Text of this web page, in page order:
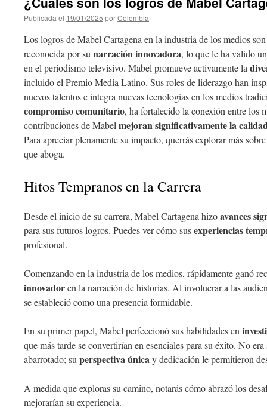
Publicada el 19/01/2025 porColombia
Los logros de Mabel Cartagena en la industria de los medios
reconocida por su narración innovadora, lo que le ha valido
en el periodismo televisivo. Mabel promueve activamente la
incluido el Premio Media Latino. Sus roles de liderazgo han
nuevos talentos e integra nuevas tecnologías en los medios
compromiso comunitario, ha fortalecido la conexión entre los
contribuciones de Mabel mejoran significativamente la
Para apreciar plenamente su impacto, querrás explorar más
que aboga.
Hitos Tempranos en la Carrera
Desde el inicio de su carrera, Mabel Cartagena hizoavances
para sus futuros logros. Puedes ver cómo susexperiencias
profesional.
Comenzando en la industria de los medios, rápidamente ganó
innovadoren la narración de historias. Al involucrar a las
se estableció como una presencia formidable.
En su primer papel, Mabel perfeccionó sus habilidades en
que más tarde se convertirían en esenciales para su éxito. No
abarrotado; su perspectiva únicay dedicación le permitieron
A medida que exploras su camino, notarás cómo abrazó los
mejorarían su experiencia.